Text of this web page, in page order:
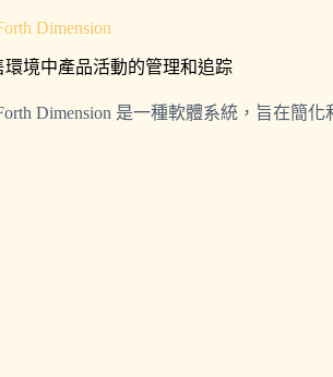
Dimension
環境中產品活動的管理和追踪
Dimension 是一種軟體系統，旨在簡